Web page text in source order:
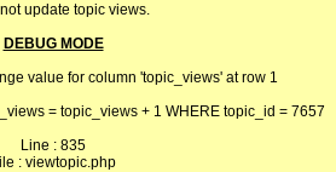
update topic views.
DEBUG MODE
value for column 'topic_views' at row 1
= topic_views + 1 WHERE topic_id = 7657
Line : 835
: viewtopic.php